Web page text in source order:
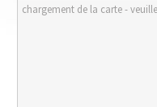
chargement de la carte -